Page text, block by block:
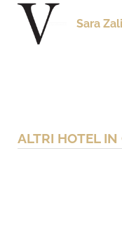
Sara
ALTRI HOTEL